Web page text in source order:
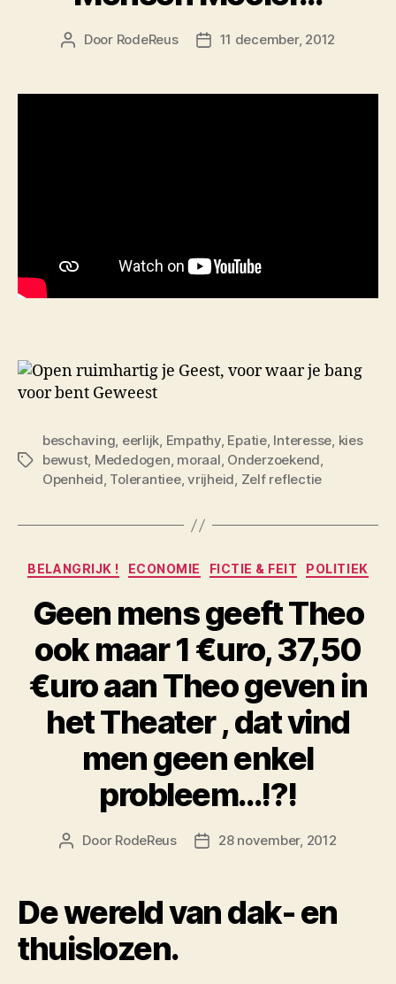
Berichtauteur
Door RodeReus Berichtdatum
11 december, 2012
Tags
beschaving, eerlijk, Empathy, Epatie, Interesse, kies
bewust, Mededogen, moraal, Onderzoekend,
Openheid, Tolerantiee,vrijheid, Zelf reflectie
Categorieën
BELANGRIJK ! ECONOMIE FICTIE & FEIT POLITIEK
Geen mens geeft Theo
ook maar 1 €uro, 37,50
€uro aan Theo geven in
het Theater , dat vind
men geen enkel
probleem…!?!
Berichtauteur
Door RodeReus Berichtdatum
28 november, 2012
De wereld van dak- en
thuislozen.